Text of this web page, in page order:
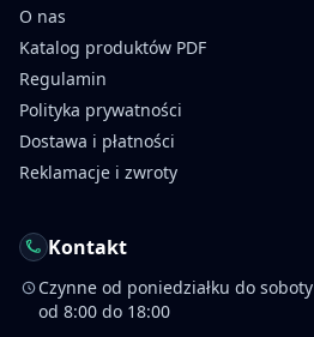
O nas
Katalog produktów PDF
Regulamin
Polityka prywatności
Dostawa i płatności
Reklamacje i zwroty
Kontakt
Czynne od poniedziałku do soboty
od 8:00 do 18:00